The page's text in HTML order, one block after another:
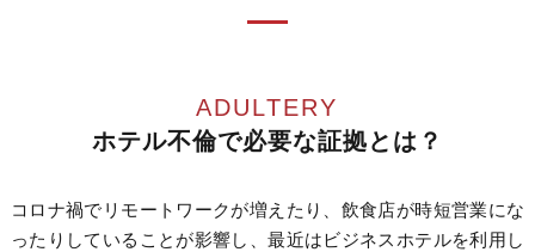
ADULTERY
ホテル不倫で必要な証拠とは？
コロナ禍でリモートワークが増えたり、飲食店が時短営業にな
ったりしていることが影響し、最近はビジネスホテルを利用し